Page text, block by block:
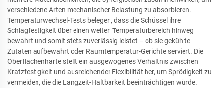
verschiedene Arten mechanischer Belastung zu absorbieren.
Temperaturwechsel-Tests belegen, dass die Schüssel ihre
Schlagfestigkeit über einen weiten Temperaturbereich hinweg
bewahrt und somit stets zuverlässig leistet – ob sie gekühlte
Zutaten aufbewahrt oder Raumtemperatur-Gerichte serviert. Die
Oberflächenhärte stellt ein ausgewogenes Verhältnis zwischen
Kratzfestigkeit und ausreichender Flexibilität her, um Sprödigkeit zu
vermeiden, die die Langzeit-Haltbarkeit beeinträchtigen würde.